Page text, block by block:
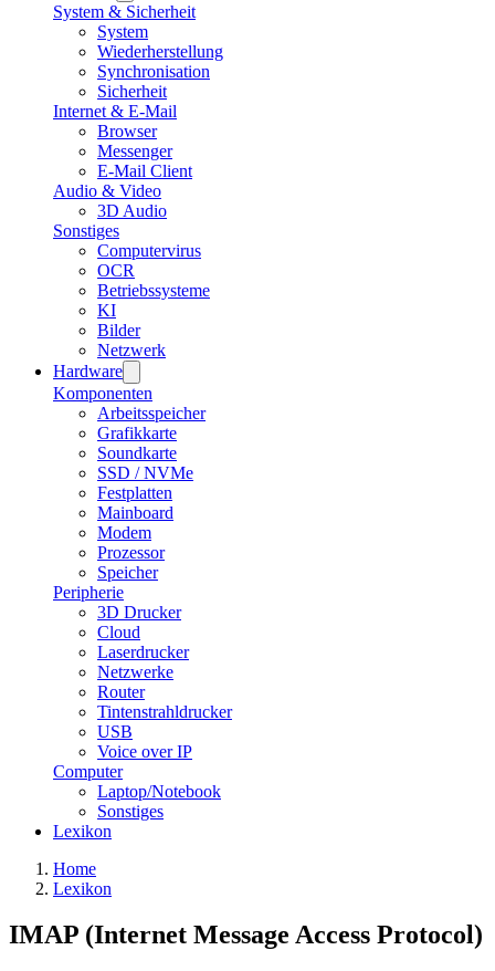
System & Sicherheit
System
Wiederherstellung
Synchronisation
Sicherheit
Internet & E-Mail
Browser
Messenger
E-Mail Client
Audio & Video
3D Audio
Sonstiges
Computervirus
OCR
Betriebssysteme
KI
Bilder
Netzwerk
Hardware
Komponenten
Arbeitsspeicher
Grafikkarte
Soundkarte
SSD / NVMe
Festplatten
Mainboard
Modem
Prozessor
Speicher
Peripherie
3D Drucker
Cloud
Laserdrucker
Netzwerke
Router
Tintenstrahldrucker
USB
Voice over IP
Computer
Laptop/Notebook
Sonstiges
Lexikon
Home
Lexikon
IMAP (Internet Message Access Protocol)